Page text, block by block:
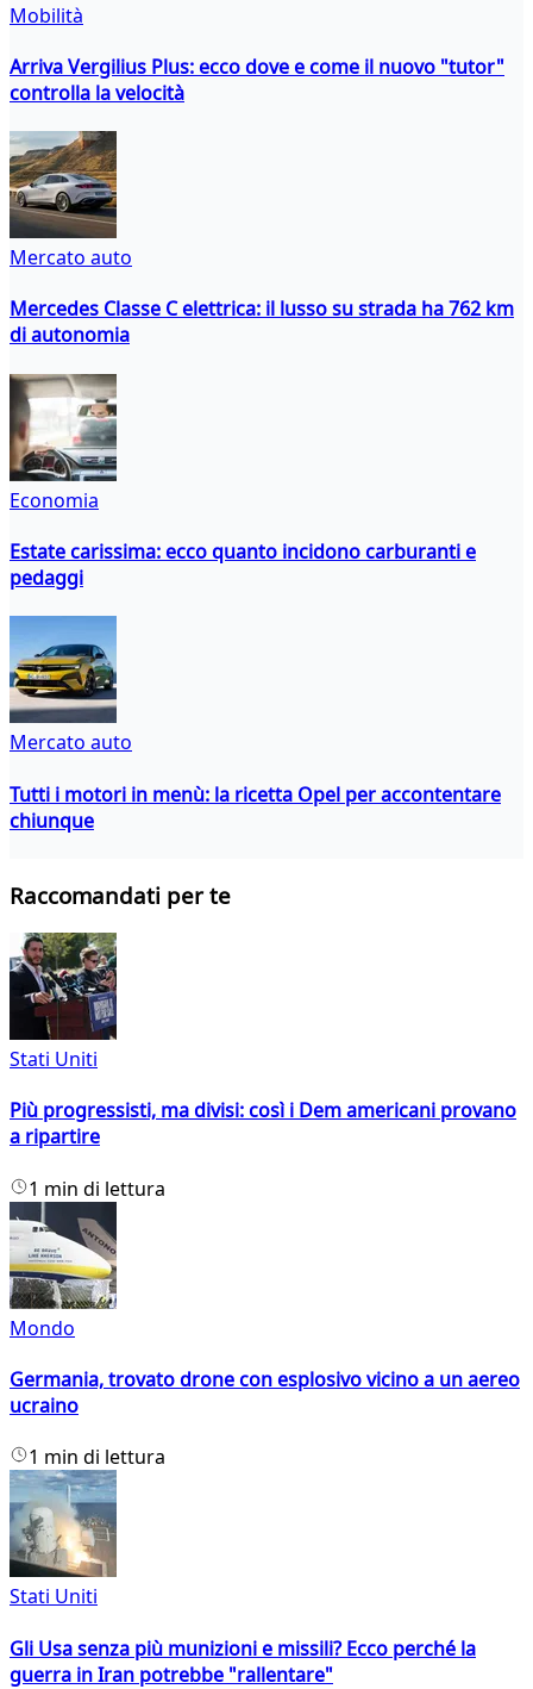
Mobilità
Arriva Vergilius Plus: ecco dove e come il nuovo "tutor"
controlla la velocità
Mercato auto
Mercedes Classe C elettrica: il lusso su strada ha 762 km
di autonomia
Economia
Estate carissima: ecco quanto incidono carburanti e
pedaggi
Mercato auto
Tutti i motori in menù: la ricetta Opel per accontentare
chiunque
Raccomandati per te
Stati Uniti
Più progressisti, ma divisi: così i Dem americani provano
a ripartire
1 min di lettura
Mondo
Germania, trovato drone con esplosivo vicino a un aereo
ucraino
1 min di lettura
Stati Uniti
Gli Usa senza più munizioni e missili? Ecco perché la
guerra in Iran potrebbe "rallentare"